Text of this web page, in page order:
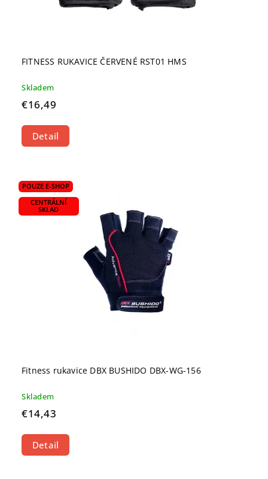
FITNESS RUKAVICE ČERVENÉ RST01 HMS
Skladem
€16,49
Detail
POUZE E-SHOP
CENTRÁLNÍ
SKLAD
Fitness rukavice DBX BUSHIDO DBX-WG-156
Skladem
€14,43
Detail